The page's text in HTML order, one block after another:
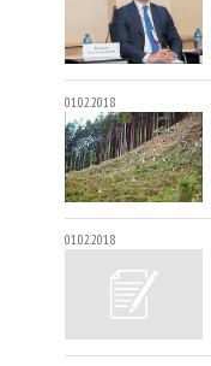
01.02.2018
01.02.2018